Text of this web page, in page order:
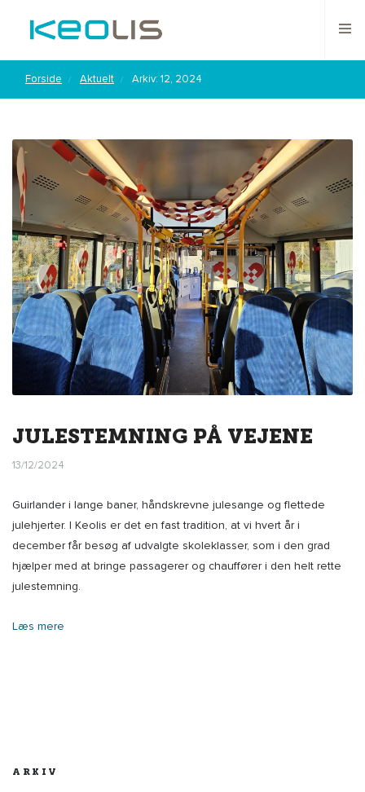
Forside Aktuelt Arkiv: 12, 2024
JULESTEMNING PÅ VEJENE
13/12/2024
Guirlander i lange baner, håndskrevne julesange og flettede
julehjerter. I Keolis er det en fast tradition, at vi hvert år i
december får besøg af udvalgte skoleklasser, som i den grad
hjælper med at bringe passagerer og chauffører i den helt rette
julestemning.
Læs mere
ARKIV